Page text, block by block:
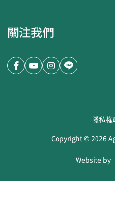
關注我們
隱私
Copyright ©2026
Website by